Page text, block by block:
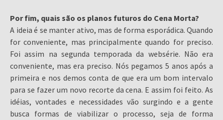
Por fim, quais são os planos futuros do Cena Morta?
A ideia é se manter ativo, mas de forma esporádica. Quando
for conveniente, mas principalmente quando for preciso.
Foi assim na segunda temporada da websérie. Não era
conveniente, mas era preciso. Nós pegamos 5 anos após a
primeira e nos demos conta de que era um bom intervalo
para se fazer um novo recorte da cena. E assim foi feito. As
idéias, vontades e necessidades vão surgindo e a gente
busca formas de viabilizar o processo, seja de forma